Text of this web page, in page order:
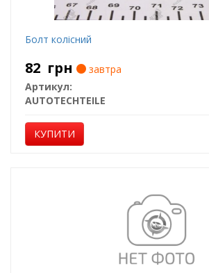
Болт колісний
82 грн
завтра
Артикул:
AUTOTECHTEILE
КУПИТИ